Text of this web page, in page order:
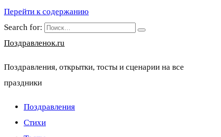
Перейти к содержанию
Search for:
Поздравленок.ru
Поздравления, открытки, тосты и сценарии на все
праздники
Поздравления
Стихи